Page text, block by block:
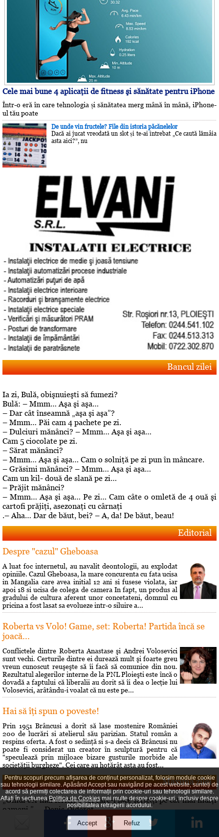
Cele mai bune 4 aplicaţii de fitness şi sănătate pentru iPhone
Într-o eră în care tehnologia și sănătatea merg mână în mână, iPhone-
ul tău poate
De unde vin fructele? File din istoria păcănelelor
Dacă ai jucat vreodată un slot și te-ai întrebat „Ce caută lămâia
asta aici?”, nu
Bancul zilei
Ia zi, Bulă, obişnuieşti să fumezi?
Bulă: – Mmm… Aşa şi aşa…
– Dar cât înseamnă „aşa şi aşa”?
– Mmm… Păi cam 4 pachete pe zi.
– Dulciuri mănânci? – Mmm… Aşa şi aşa…
Cam 5 ciocolate pe zi.
– Sărat mănânci?
– Mmm… Aşa şi aşa… Cam o solniţă pe zi pun în mâncare.
– Grăsimi mănânci? – Mmm… Aşa şi aşa…
Cam un kil- două de slană pe zi…
– Prăjit mănânci?
– Mmm… Aşa şi aşa… Pe zi… Cam câte o omletă de 4 ouă şi
cartofi prăjiţi, asezonaţi cu cârnaţi
.– Aha… Dar de băut, bei? – A, da! De băut, beau!
Editorial
Despre "cazul" Gheboasa
A luat foc internetul, au navalit deontologii, au explodat
opiniile. Cazul Gheboasa, la mare concurenta cu fata ucisa
in Mangalia care avea initial 12 ani si fusese violata, iar
apoi 18 si ucisa de colega de camera In fapt, un produs al
gradului de cultura aferent unor concetateni, domnul cu
pricina a fost lasat sa evolueze intr-o siluire a...
Roberta vs Volo! Game, set: Roberta! Partida încă se
joacă...
Conflictele dintre Roberta Anastase şi Andrei Volosevici
sunt vechi. Certurile dintre ei durează mult şi foarte greu
vreun cunoscut reuşeşte să îi facă să comunice din nou.
Rezultatul alegerilor interne de la PNL Ploieşti este încă o
dovadă a faptului că liberalii au dorit să îi dea o lecţie lui
Volosevici, arâtându-i voalat că nu este pe...
Hai să îţi spun o poveste!
Prin 1951 Brâncusi a dorit să lase mostenire României
200 de lucrări si atelierul său parizian. Statul român a
respins oferta. A fost o sedinţă si s-a decis că Brâncusi nu
poate fi considerat un creator în sculptură pentru că
"speculează prin mijloace bizare gusturile morbide ale
societăţii burgheze". Cei care au hotărât asta au fost...
Maxima zilei
„Omul cel mai fericit e cel care-i face fericiţi pe cât mai mulţi
oameni.” — Denis Diderot
Curs valutar
Pentru scopuri precum afișarea de conținut personalizat, folosim module cookie
sau tehnologii similare. Apăsând Accept sau navigând pe acest website, sunteți de
acord să permiți colectarea de informații prin cookie-uri sau tehnologii similare.
Aflați în secțiuneaPolitica de Cookiesmai multe despre cookie-uri, inclusiv despre
posibilitatea retragerii acordului.